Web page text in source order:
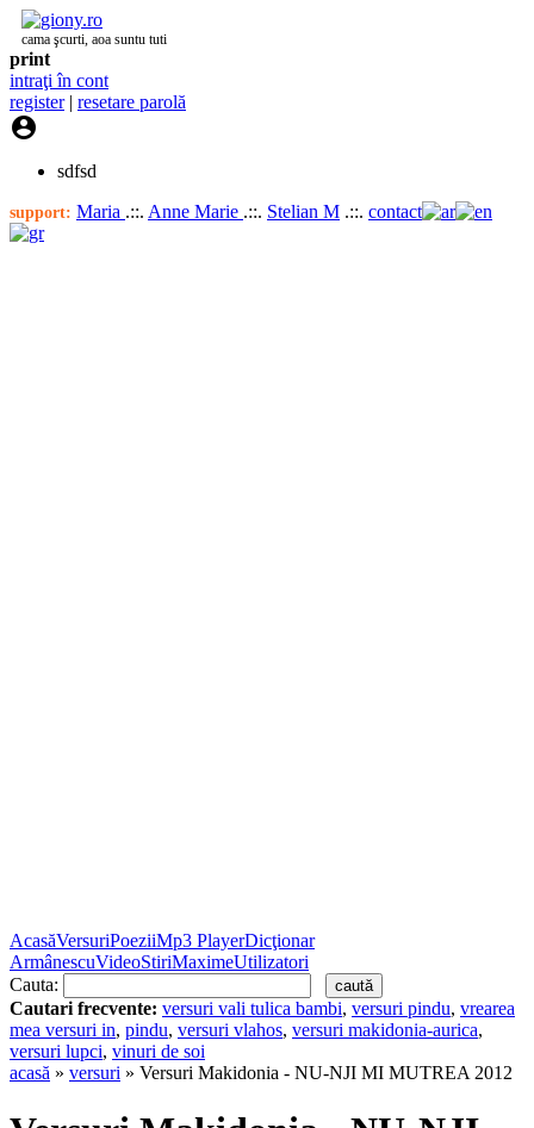
cama şcurti, aoa suntu tuti
print
intraţi în cont
register| resetare parolă

sdfsd
support: Maria .::. Anne Marie .::. Stelian M .::. contact
AcasăVersuriPoeziiMp3 PlayerDicţionar
ArmânescuVideoStiriMaximeUtilizatori
Cauta:
Cautari frecvente: versuri vali tulica bambi, versuri pindu, vrearea
mea versuri in, pindu, versuri vlahos, versuri makidonia-aurica,
versuri lupci, vinuri de soi
acasă » versuri » Versuri Makidonia - NU-NJI MI MUTREA 2012